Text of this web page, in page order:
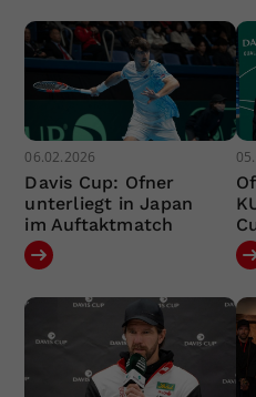
06.02.2026
Davis Cup: Ofner
unterliegt in Japan
im Auftaktmatch